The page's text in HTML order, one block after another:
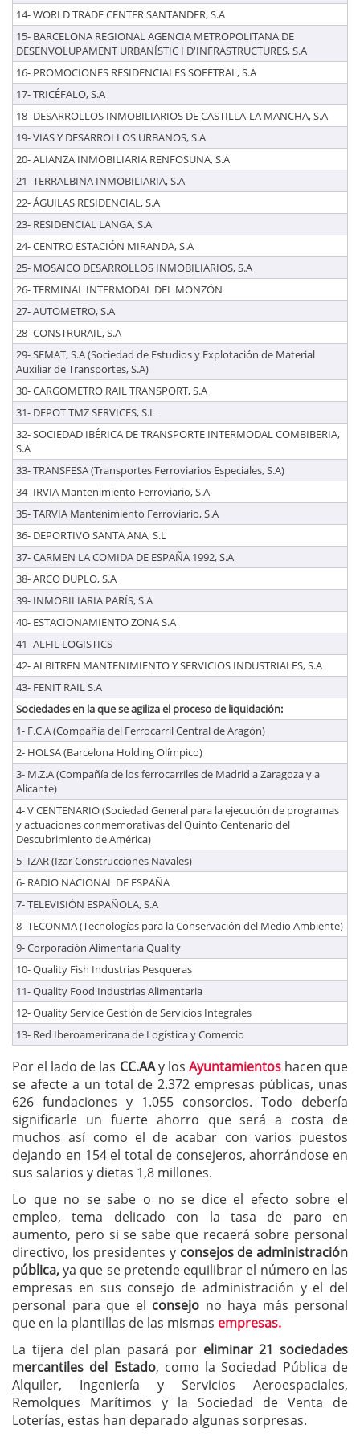
14- WORLD TRADE CENTER SANTANDER, S.A
15- BARCELONA REGIONAL AGENCIA METROPOLITANA DE
DESENVOLUPAMENT URBANÍSTIC I D'INFRASTRUCTURES, S.A
16- PROMOCIONES RESIDENCIALES SOFETRAL, S.A
17- TRICÉFALO, S.A
18- DESARROLLOS INMOBILIARIOS DE CASTILLA-LA MANCHA, S.A
19- VIAS Y DESARROLLOS URBANOS, S.A
20- ALIANZA INMOBILIARIA RENFOSUNA, S.A
21- TERRALBINA INMOBILIARIA, S.A
22- ÁGUILAS RESIDENCIAL, S.A
23- RESIDENCIAL LANGA, S.A
24- CENTRO ESTACIÓN MIRANDA, S.A
25- MOSAICO DESARROLLOS INMOBILIARIOS, S.A
26- TERMINAL INTERMODAL DEL MONZÓN
27- AUTOMETRO, S.A
28- CONSTRURAIL, S.A
29- SEMAT, S.A (Sociedad de Estudios y Explotación de Material
Auxiliar de Transportes, S.A)
30- CARGOMETRO RAIL TRANSPORT, S.A
31- DEPOT TMZ SERVICES, S.L
32- SOCIEDAD IBÉRICA DE TRANSPORTE INTERMODAL COMBIBERIA,
S.A
33- TRANSFESA (Transportes Ferroviarios Especiales, S.A)
34- IRVIA Mantenimiento Ferroviario, S.A
35- TARVIA Mantenimiento Ferroviario, S.A
36- DEPORTIVO SANTA ANA, S.L
37- CARMEN LA COMIDA DE ESPAÑA 1992, S.A
38- ARCO DUPLO, S.A
39- INMOBILIARIA PARÍS, S.A
40- ESTACIONAMIENTO ZONA S.A
41- ALFIL LOGISTICS
42- ALBITREN MANTENIMIENTO Y SERVICIOS INDUSTRIALES, S.A
43- FENIT RAIL S.A
Sociedades en la que se agiliza el proceso de liquidación:
1- F.C.A (Compañía del Ferrocarril Central de Aragón)
2- HOLSA (Barcelona Holding Olímpico)
3- M.Z.A (Compañía de los ferrocarriles de Madrid a Zaragoza y a
Alicante)
4- V CENTENARIO (Sociedad General para la ejecución de programas
y actuaciones conmemorativas del Quinto Centenario del
Descubrimiento de América)
5- IZAR (Izar Construcciones Navales)
6- RADIO NACIONAL DE ESPAÑA
7- TELEVISIÓN ESPAÑOLA, S.A
8- TECONMA (Tecnologías para la Conservación del Medio Ambiente)
9- Corporación Alimentaria Quality
10- Quality Fish Industrias Pesqueras
11- Quality Food Industrias Alimentaria
12- Quality Service Gestión de Servicios Integrales
13- Red Iberoamericana de Logística y Comercio
Por el lado de las CC.AAy los Ayuntamientos hacen que
se afecte a un total de 2.372 empresas públicas, unas
626 fundaciones y 1.055 consorcios. Todo debería
significarle un fuerte ahorro que será a costa de
muchos así como el de acabar con varios puestos
dejando en 154 el total de consejeros, ahorrándose en
sus salarios y dietas 1,8 millones.
Lo que no se sabe o no se dice el efecto sobre el
empleo, tema delicado con la tasa de paro en
aumento, pero si se sabe que recaerá sobre personal
directivo, los presidentes y consejos de administración
pública,ya que se pretende equilibrar el número en las
empresas en sus consejo de administración y el del
personal para que el consejo no haya más personal
que en la plantillas de las mismas empresas.
La tijera del plan pasará por eliminar 21 sociedades
mercantiles del Estado, como la Sociedad Pública de
Alquiler, Ingeniería y Servicios Aeroespaciales,
Remolques Marítimos y la Sociedad de Venta de
Loterías, estas han deparado algunas sorpresas.